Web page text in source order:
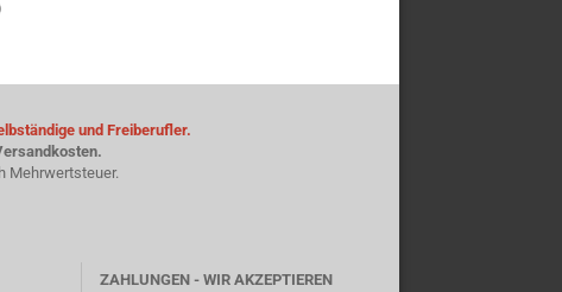
und Freiberufler.
Mehrwertsteuer.
ZAHLUNGEN - WIR AKZEPTIEREN